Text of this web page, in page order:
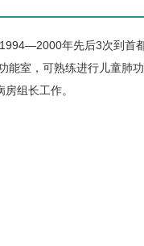
年先后3次到首
能室，可熟练进行儿童肺
房组长工作。